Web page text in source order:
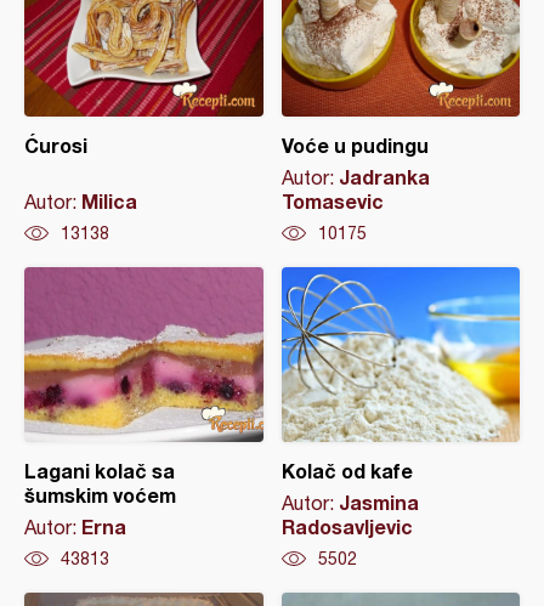
Ćurosi
Autor: Milica
13138
Voće u pudingu
Autor: Jadranka
Tomasevic
10175
Lagani kolač sa
šumskim voćem
Autor: Erna
43813
Kolač od kafe
Autor: Jasmina
Radosavljevic
5502